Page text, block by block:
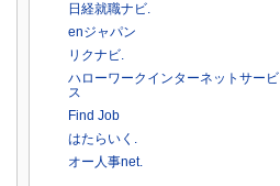
日経就職ナビ.
enジャパン
リクナビ.
ハローワークインターネットサービ
ス
Find Job
はたらいく.
オー人事net.